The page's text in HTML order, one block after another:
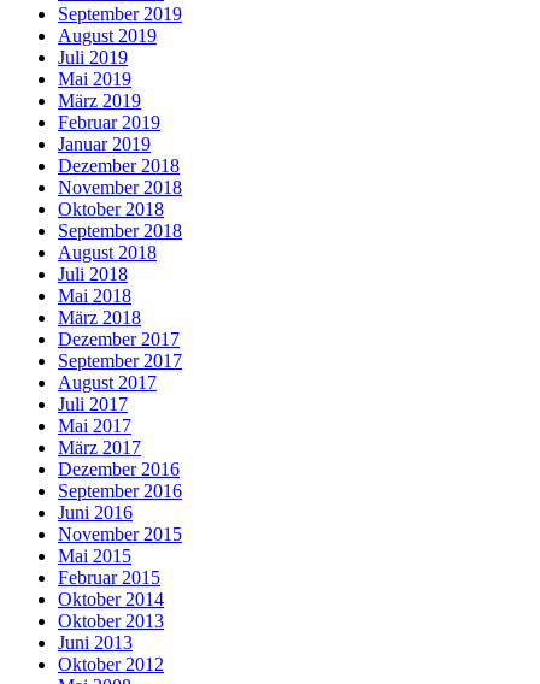
September 2019
August 2019
Juli 2019
Mai 2019
März 2019
Februar 2019
Januar 2019
Dezember 2018
November 2018
Oktober 2018
September 2018
August 2018
Juli 2018
Mai 2018
März 2018
Dezember 2017
September 2017
August 2017
Juli 2017
Mai 2017
März 2017
Dezember 2016
September 2016
Juni 2016
November 2015
Mai 2015
Februar 2015
Oktober 2014
Oktober 2013
Juni 2013
Oktober 2012